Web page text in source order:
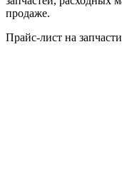
продаже.
Прайс-лист на